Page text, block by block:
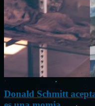
Donald Schmitt